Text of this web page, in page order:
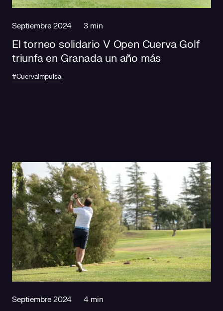
Septiembre 2024 3 min
El torneo solidario V Open Cuerva Golf
triunfa en Granada un año más
#CuervaImpulsa
Septiembre 2024 4 min